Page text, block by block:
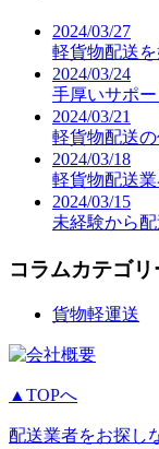
2024/03/27
軽貨物配送
2024/03/24
手厚いサポ
2024/03/21
軽貨物配送
2024/03/18
軽貨物配送
2024/03/15
未経験から
コラムカテゴリ
貨物軽運送
▲TOPへ
配送業者をお探し